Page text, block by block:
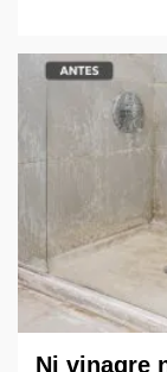
Ni vinagre